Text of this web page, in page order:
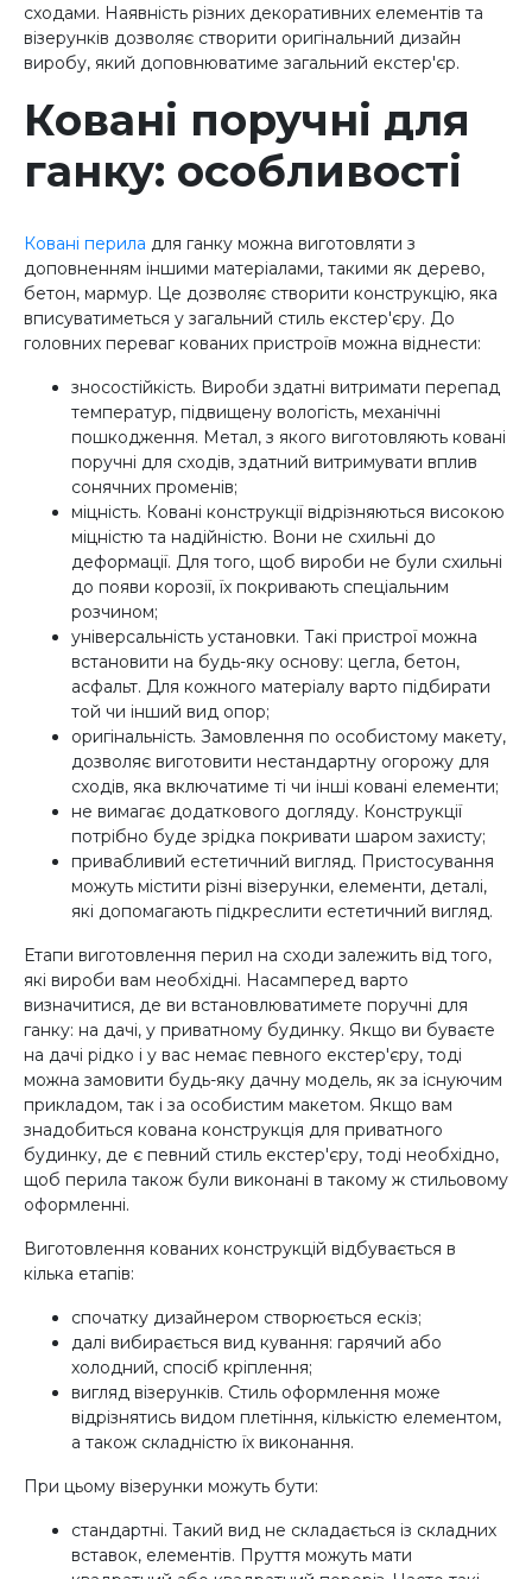
сходами. Наявність різних декоративних елементів та
візерунків дозволяє створити оригінальний дизайн
виробу, який доповнюватиме загальний екстер'єр.
Ковані поручні для
ганку: особливості
Ковані перила для ганку можна виготовляти з
доповненням іншими матеріалами, такими як дерево,
бетон, мармур. Це дозволяє створити конструкцію, яка
вписуватиметься у загальний стиль екстер'єру. До
головних переваг кованих пристроїв можна віднести:
зносостійкість. Вироби здатні витримати перепад
температур, підвищену вологість, механічні
пошкодження. Метал, з якого виготовляють ковані
поручні для сходів, здатний витримувати вплив
сонячних променів;
міцність. Ковані конструкції відрізняються високою
міцністю та надійністю. Вони не схильні до
деформації. Для того, щоб вироби не були схильні
до появи корозії, їх покривають спеціальним
розчином;
універсальність установки. Такі пристрої можна
встановити на будь-яку основу: цегла, бетон,
асфальт. Для кожного матеріалу варто підбирати
той чи інший вид опор;
оригінальність. Замовлення по особистому макету,
дозволяє виготовити нестандартну огорожу для
сходів, яка включатиме ті чи інші ковані елементи;
не вимагає додаткового догляду. Конструкції
потрібно буде зрідка покривати шаром захисту;
привабливий естетичний вигляд. Пристосування
можуть містити різні візерунки, елементи, деталі,
які допомагають підкреслити естетичний вигляд.
Етапи виготовлення перил на сходи залежить від того,
які вироби вам необхідні. Насамперед варто
визначитися, де ви встановлюватимете поручні для
ганку: на дачі, у приватному будинку. Якщо ви буваєте
на дачі рідко і у вас немає певного екстер'єру, тоді
можна замовити будь-яку дачну модель, як за існуючим
прикладом, так і за особистим макетом. Якщо вам
знадобиться кована конструкція для приватного
будинку, де є певний стиль екстер'єру, тоді необхідно,
щоб перила також були виконані в такому ж стильовому
оформленні.
Виготовлення кованих конструкцій відбувається в
кілька етапів:
спочатку дизайнером створюється ескіз;
далі вибирається вид кування: гарячий або
холодний, спосіб кріплення;
вигляд візерунків. Стиль оформлення може
відрізнятись видом плетіння, кількістю елементом,
а також складністю їх виконання.
При цьому візерунки можуть бути:
стандартні. Такий вид не складається із складних
вставок, елементів. Пруття можуть мати